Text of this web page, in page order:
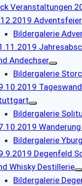
Veranstaltungen
Adventsfeier
Bildergalerie
Andechser
Bildergalerie
Bildergalerie
Bildergalerie Yburg
Degenfeld
Whisky Destillerie
Bildergalerie